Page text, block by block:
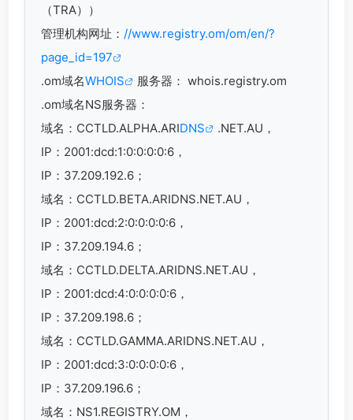
（TRA））
管理机构网址： //www.registry.om/om/en/?
page_id=197
.om域名WHOIS
服务器： whois.registry.om
.om域名NS服务器：
域名：CCTLD.ALPHA.ARIDNS
.NET.AU，
IP：2001:dcd:1:0:0:0:0:6，
IP：37.209.192.6；
域名：CCTLD.BETA.ARIDNS.NET.AU，
IP：2001:dcd:2:0:0:0:0:6，
IP：37.209.194.6；
域名：CCTLD.DELTA.ARIDNS.NET.AU，
IP：2001:dcd:4:0:0:0:0:6，
IP：37.209.198.6；
域名：CCTLD.GAMMA.ARIDNS.NET.AU，
IP：2001:dcd:3:0:0:0:0:6，
IP：37.209.196.6；
域名：NS1.REGISTRY.OM，